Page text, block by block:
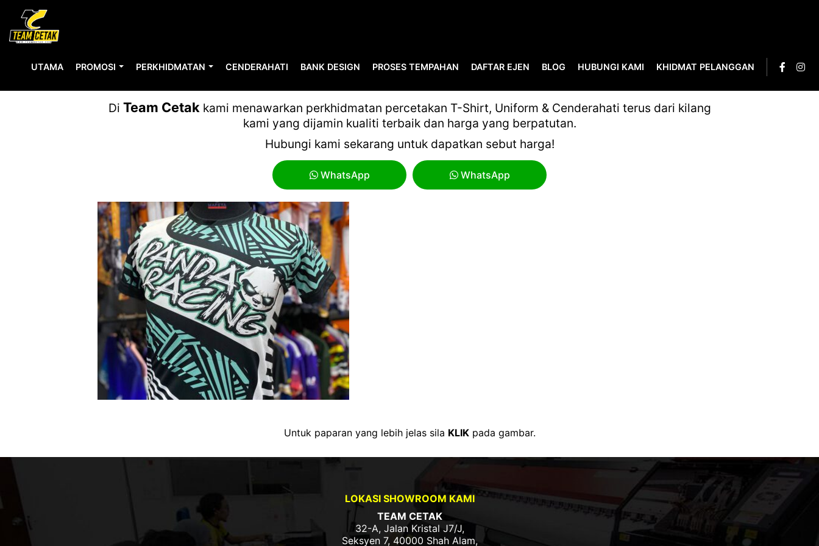
UTAMA PROMOSI PERKHIDMATAN CENDERAHATI BANK DESIGN PROSES TEMPAHAN DAFTAR EJEN BLOG HUBUNGI KAMI KHIDMAT PELANGGAN
Di Team Cetakkami menawarkan perkhidmatan percetakan T-Shirt, Uniform & Cenderahati terus dari kilang
kami yang dijamin kualiti terbaik dan harga yang berpatutan.
Hubungi kami sekarang untuk dapatkan sebut harga!
WhatsApp WhatsApp
Untuk paparan yang lebih jelas sila KLIKpada gambar.
LOKASI SHOWROOM KAMI
TEAM CETAK
32-A, Jalan Kristal J7/J,
Seksyen 7, 40000 Shah Alam,